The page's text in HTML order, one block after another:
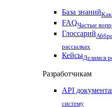
База знанийКак
FAQЧастые
Глоссарий
рассылках
КейсыДелимся
Разработчикам
API
систему